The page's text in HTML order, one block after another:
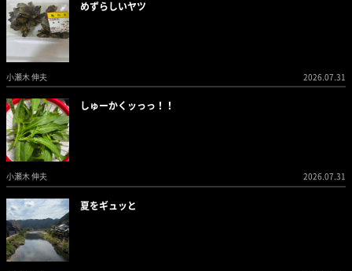
めずらしいヤツ
小瀬木 伸夫 2026.07.31
しゅーかくッっっ！！
小瀬木 伸夫 2026.07.31
夏をギュッと